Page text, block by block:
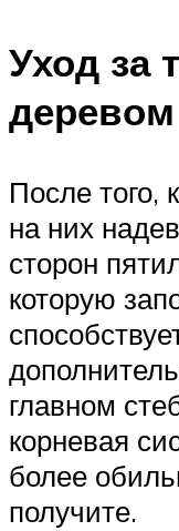
Уход за
деревом
После того,
на них
сторон
которую
главном
корневая
более
получите.